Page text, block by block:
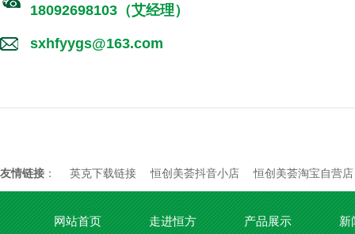
18092698103（艾经理）
sxhfyygs@163.com
友情链接 ： 英克下载链接 恒创美荟抖音小店 恒创美荟淘宝自营店
网站首页 走进恒方 产品展示 新